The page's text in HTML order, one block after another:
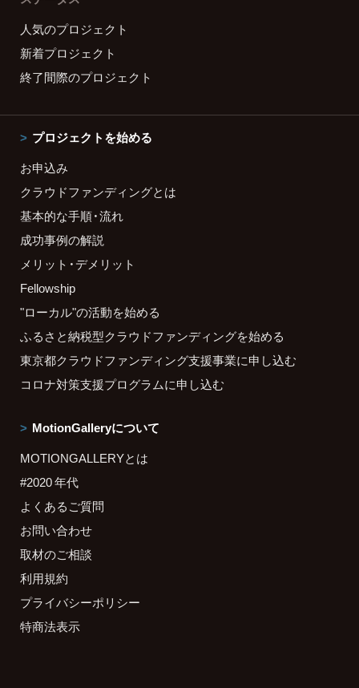
人気のプロジェクト
新着プロジェクト
終了間際のプロジェクト
プロジェクトを始める
お申込み
クラウドファンディングとは
基本的な手順・流れ
成功事例の解説
メリット・デメリット
Fellowship
"ローカル"の活動を始める
ふるさと納税型クラウドファンディングを始める
東京都クラウドファンディング支援事業に申し込む
コロナ対策支援プログラムに申し込む
MotionGalleryについて
MOTIONGALLERYとは
#2020 年代
よくあるご質問
お問い合わせ
取材のご相談
利用規約
プライバシーポリシー
特商法表示